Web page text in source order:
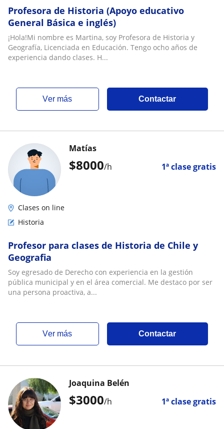
Profesora de Historia (Apoyo educativo
General Básica e inglés)
¡Hola!Mi nombre es Martina, soy Profesora de Historia y
Geografía, Licenciada en Educación. Tengo ocho años de
experiencia dando clases. H...
ver más Contactar
$8000/h 1ª clase gratis
Matías
Clases on line
Historia
Profesor para clases de Historia de Chile y
Geografia
Soy egresado de Derecho con experiencia en la gestión
pública municipal y en el área comercial. Me destaco por ser
una persona proactiva, a...
ver más Contactar
$3000/h 1ª clase gratis
Joaquina Belén